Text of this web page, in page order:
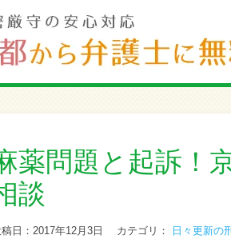
薬問題と起訴！
談
稿日：2017年12月3日 カテゴリ： 日々更新の